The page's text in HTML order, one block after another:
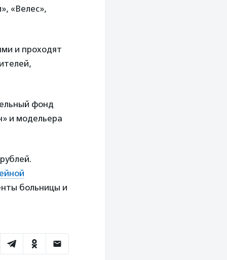
«Велес»,
и проходят
фонд
и модельера
больницы и